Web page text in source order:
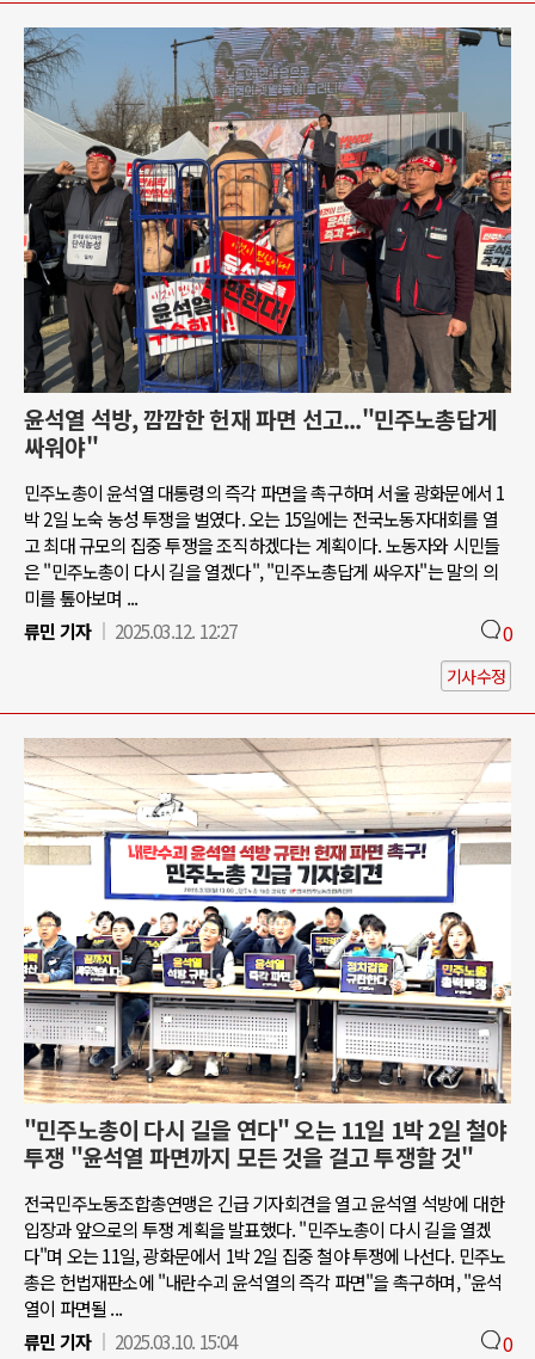
윤석열 석방, 깜깜한 헌재 파면 선고..."민주노총답게
싸워야"
민주노총이 윤석열 대통령의 즉각 파면을 촉구하며 서울 광화문에서 1
박 2일 노숙 농성 투쟁을 벌였다. 오는 15일에는 전국노동자대회를 열
고 최대 규모의 집중 투쟁을 조직하겠다는 계획이다. 노동자와 시민들
은 "민주노총이 다시 길을 열겠다", "민주노총답게 싸우자"는 말의 의
미를 톺아보며 ...
류민 기자
2025.03.12. 12:27 0
기사수정
"민주노총이 다시 길을 연다" 오는 11일 1박 2일 철야
투쟁 "윤석열 파면까지 모든 것을 걸고 투쟁할 것"
전국민주노동조합총연맹은 긴급 기자회견을 열고 윤석열 석방에 대한
입장과 앞으로의 투쟁 계획을 발표했다. "민주노총이 다시 길을 열겠
다"며 오는 11일, 광화문에서 1박 2일 집중 철야 투쟁에 나선다. 민주노
총은 헌법재판소에 "내란수괴 윤석열의 즉각 파면"을 촉구하며, "윤석
열이 파면될 ...
류민 기자
2025.03.10. 15:04 0